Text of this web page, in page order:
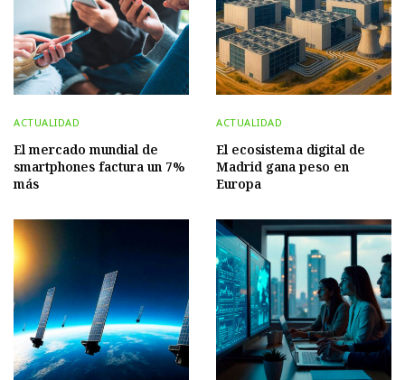
ACTUALIDAD
El mercado mundial de
smartphones factura un 7%
más
ACTUALIDAD
El ecosistema digital de
Madrid gana peso en
Europa